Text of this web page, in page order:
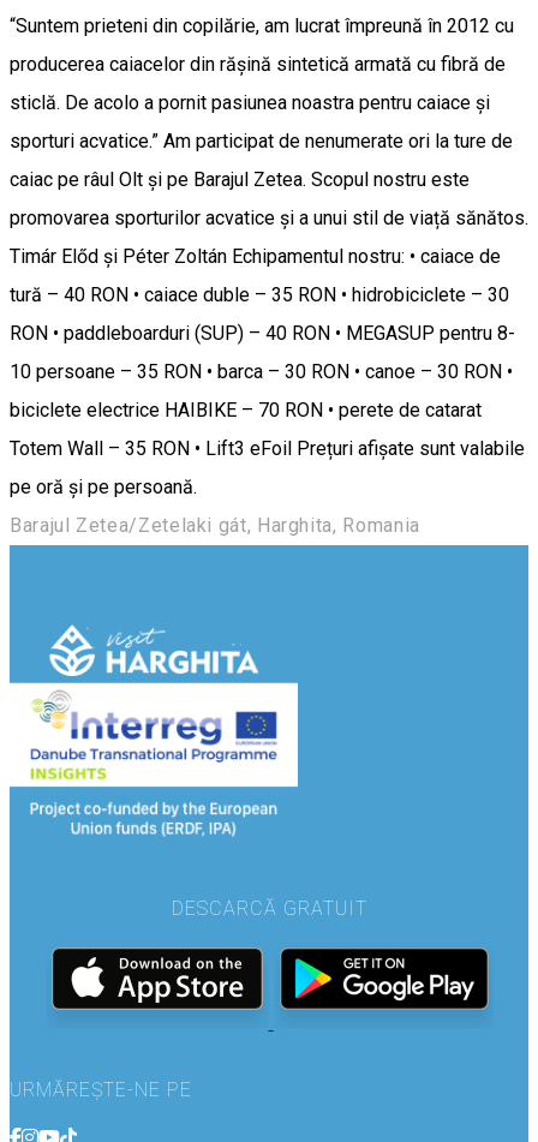
“Suntem prieteni din copilărie, am lucrat împreună în 2012 cu
producerea caiacelor din rășină sintetică armată cu fibră de
sticlă. De acolo a pornit pasiunea noastra pentru caiace și
sporturi acvatice.” Am participat de nenumerate ori la ture de
caiac pe râul Olt și pe Barajul Zetea. Scopul nostru este
promovarea sporturilor acvatice și a unui stil de viață sănătos.
Timár Előd și Péter Zoltán Echipamentul nostru: • caiace de
tură – 40 RON • caiace duble – 35 RON • hidrobiciclete – 30
RON • paddleboarduri (SUP) – 40 RON • MEGASUP pentru 8-
10 persoane – 35 RON • barca – 30 RON • canoe – 30 RON •
biciclete electrice HAIBIKE – 70 RON • perete de catarat
Totem Wall – 35 RON • Lift3 eFoil Prețuri afișate sunt valabile
pe oră și pe persoană.
Barajul Zetea/Zetelaki gát, Harghita, Romania
DESCARCĂ GRATUIT
URMĂREȘTE-NE PE